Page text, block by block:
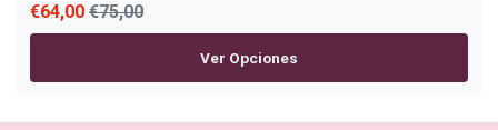
€64,00 €75,00
Ver Opciones